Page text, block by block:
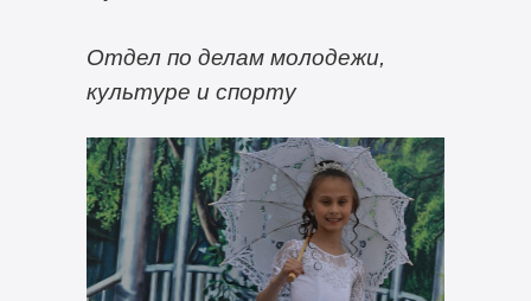
Отдел по делам молодежи,
культуре и спорту